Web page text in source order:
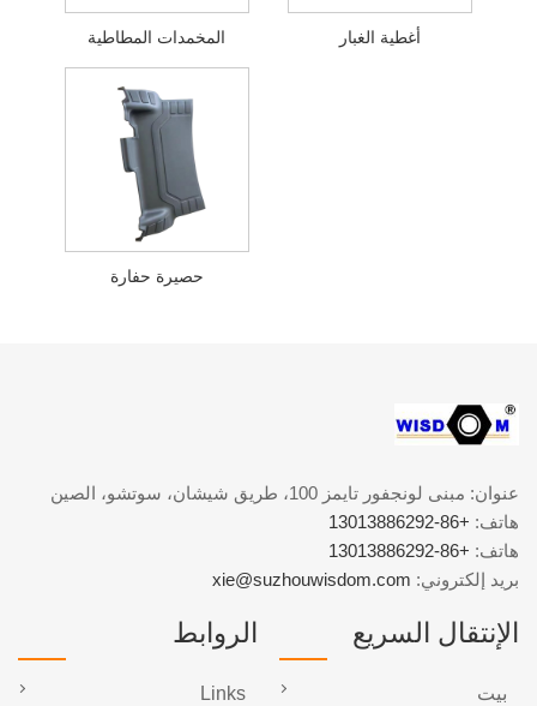
المخمدات المطاطية أغطية الغبار
حصيرة حفارة
عنوان: مبنى لونجفور تايمز 100، طريق شيشان، سوتشو، الصين
هاتف: +86-13013886292
هاتف: +86-13013886292
بريد إلكتروني: xie@suzhouwisdom.com
الإنتقال السريع
بيت
الروابط
Links